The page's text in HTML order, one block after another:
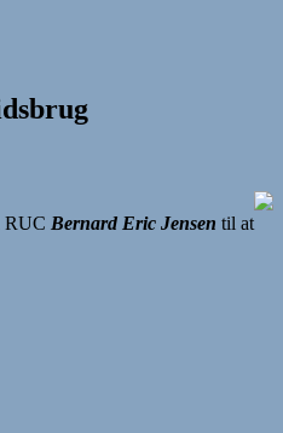
RUC Bernard Eric Jensen til at